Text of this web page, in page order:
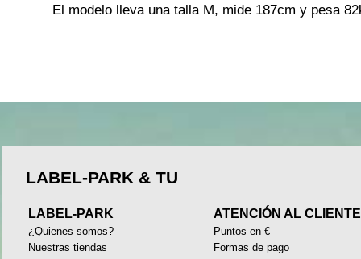
El modelo lleva una talla M, mide 187cm y pesa
LABEL-PARK & TU
LABEL-PARK
¿Quienes somos?
Nuestras tiendas
ATENCIÓN AL
Puntos en €
Formas de pago